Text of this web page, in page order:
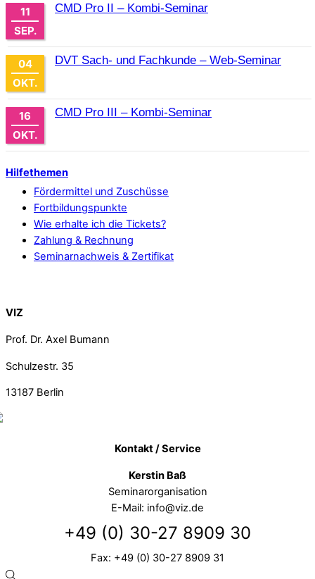
11
SEP.
CMD Pro II – Kombi-Seminar
04
OKT.
DVT Sach- und Fachkunde – Web-Seminar
16
OKT.
CMD Pro III – Kombi-Seminar
Hilfethemen
Fördermittel und Zuschüsse
Fortbildungspunkte
Wie erhalte ich die Tickets?
Zahlung & Rechnung
Seminarnachweis & Zertifikat
VIZ
Prof. Dr. Axel Bumann
Schulzestr. 35
13187 Berlin
Kontakt / Service
Kerstin Baß
Seminarorganisation
E-Mail: info@viz.de
+49 (0) 30-27 8909 30
Fax: +49 (0) 30-27 8909 31